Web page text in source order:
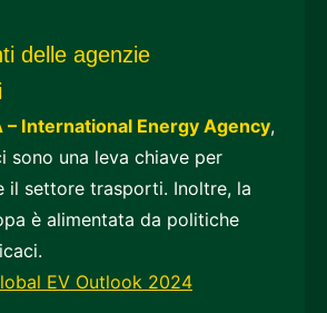
delle agenzie
– International Energy Agency,
sono una leva chiave per
il settore trasporti. Inoltre, la
è alimentata da politiche
EV Outlook 2024